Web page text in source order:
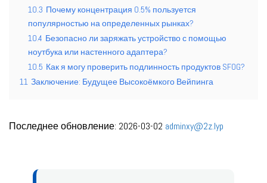
10.3 Почему концентрация 0.5% пользуется
популярностью на определенных рынках?
10.4 Безопасно ли заряжать устройство с помощью
ноутбука или настенного адаптера?
10.5 Как я могу проверить подлинность продуктов SFOG?
11 Заключение: Будущее Высокоёмкого Вейпинга
Последнее обновление: 2026-03-02 adminxy@2z.lyp